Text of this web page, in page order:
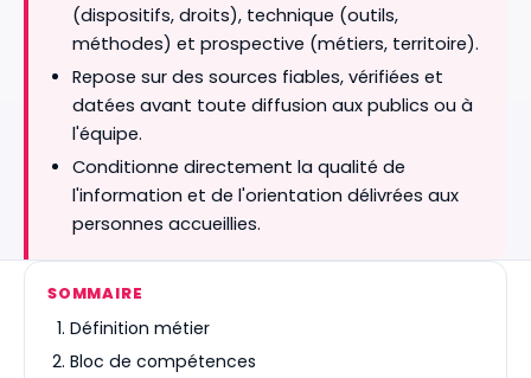
(dispositifs, droits), technique (outils,
méthodes) et prospective (métiers, territoire).
Repose sur des sources fiables, vérifiées et
datées avant toute diffusion aux publics ou à
l'équipe.
Conditionne directement la qualité de
l'information et de l'orientation délivrées aux
personnes accueillies.
SOMMAIRE
Définition métier
Bloc de compétences